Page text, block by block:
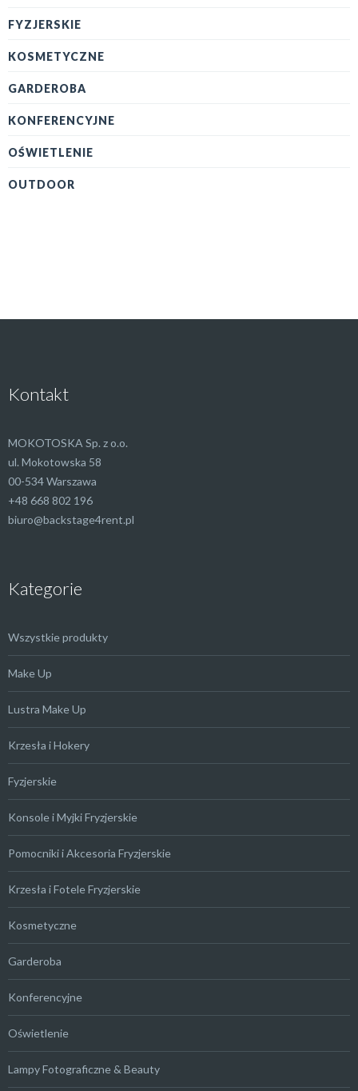
FYZJERSKIE
KOSMETYCZNE
GARDEROBA
KONFERENCYJNE
OŚWIETLENIE
OUTDOOR
Kontakt
MOKOTOSKA Sp. z o.o.
ul. Mokotowska 58
00-534 Warszawa
+48 668 802 196
biuro@backstage4rent.pl
Kategorie
Wszystkie produkty
Make Up
Lustra Make Up
Krzesła i Hokery
Fyzjerskie
Konsole i Myjki Fryzjerskie
Pomocniki i Akcesoria Fryzjerskie
Krzesła i Fotele Fryzjerskie
Kosmetyczne
Garderoba
Konferencyjne
Oświetlenie
Lampy Fotograficzne & Beauty